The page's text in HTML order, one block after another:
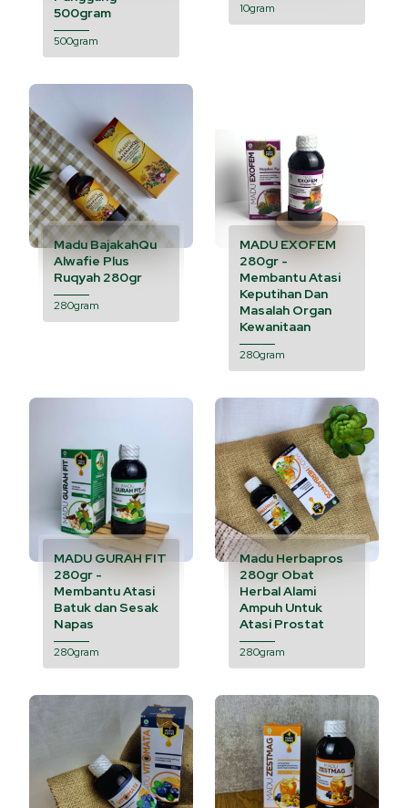
500gram
500gram
10gram
Madu BajakahQu
Alwafie Plus
Ruqyah 280gr
280gram
MADU EXOFEM
280gr -
Membantu Atasi
Keputihan Dan
Masalah Organ
Kewanitaan
280gram
MADU GURAH FIT
280gr -
Membantu Atasi
Batuk dan Sesak
Napas
280gram
Madu Herbapros
280gr Obat
Herbal Alami
Ampuh Untuk
Atasi Prostat
280gram